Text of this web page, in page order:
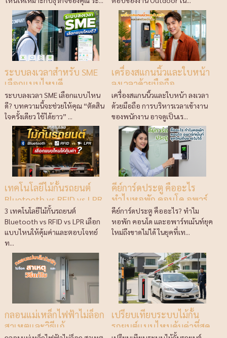
ระบบลงเวลาสำหรับ SME
เลือกแบบไหนดี
ระบบลงเวลา SME เลือกแบบไหน
ดี? บทความนี้จะช่วยให้คุณ “ตัดสิน
ใจครั้งเดียว ใช้ได้ยาว” ...
เครื่องสแกนนิ้วและใบหน้า
ลงเวลาด้วยมือถือ
เครื่องสแกนนิ้วและใบหน้า ลงเวลา
ด้วยมือถือ การบริหารเวลาเข้างาน
ของพนักงาน อาจดูเป็นเร...
เทคโนโลยีไม้กั้นรถยนต์
Bluetooth vs RFID vs LPR
เลือกแบบไหนให้คุ้มค่า
3 เทคโนโลยีไม้กั้นรถยนต์
Bluetooth vs RFID vs LPR เลือก
แบบไหนให้คุ้มค่าและตอบโจทย์
ท...
คีย์การ์ดประตู คืออะไร
ทำไมหอพัก คอนโด อพาร์
ทเม้นท์ยุคใหม่ถึงขาดไม่ได้
คีย์การ์ดประตู คืออะไร? ทำไม
หอพัก คอนโด และอพาร์ทเม้นท์ยุค
ใหม่ถึงขาดไม่ได้ ในยุคที่เท...
กลอนแม่เหล็กไฟฟ้าไม่ล็อก
สาเหตุและวิธีแก้
เปรียบเทียบระบบไม้กั้น
รถยนต์แบบไหนคุ้มค่าที่สุด